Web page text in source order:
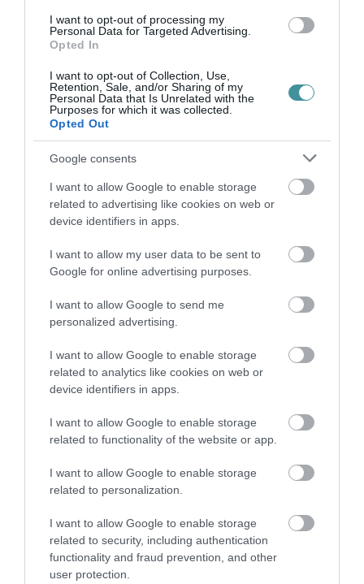
I want to opt-out of processing my
Personal Data for Targeted Advertising.
Opted In
I want to opt-out of Collection, Use,
Retention, Sale, and/or Sharing of my
Personal Data that Is Unrelated with the
Purposes for which it was collected.
Opted Out
Google consents
I want to allow Google to enable storage
related to advertising like cookies on web or
device identifiers in apps.
I want to allow my user data to be sent to
Google for online advertising purposes.
I want to allow Google to send me
personalized advertising.
I want to allow Google to enable storage
related to analytics like cookies on web or
device identifiers in apps.
I want to allow Google to enable storage
related to functionality of the website or app.
I want to allow Google to enable storage
related to personalization.
I want to allow Google to enable storage
related to security, including authentication
functionality and fraud prevention, and other
user protection.
következményeivel, továbbá a kései időponttal,
az iskolakezdés közelségével függ össze, hogy
tervezzük.
A továbbiakról, miszerint lehetnek-e majd élő
koncertek, illetve, hogy szükséges-e bármilyen
korlátozó intézkedéseket bevezetni a fesztivál
ideje alatt, a járványhelyzet függvényében
folyamatosan igyekszünk majd beszámolni.
Köszönjük mindenki megértését. Jó
vigyázzanak magukra, figyeljenek másokra,
augusztusi, XXV. Egri Bikavér Ünnepen!"
Egri Bikavér Ünnep Facebook-
oldala/Huszár Márk
Ne maradjon le a legfrissebb hírekről, kövessen
bennünket az EGRI ÜGYEK Google Hírek oldalán!